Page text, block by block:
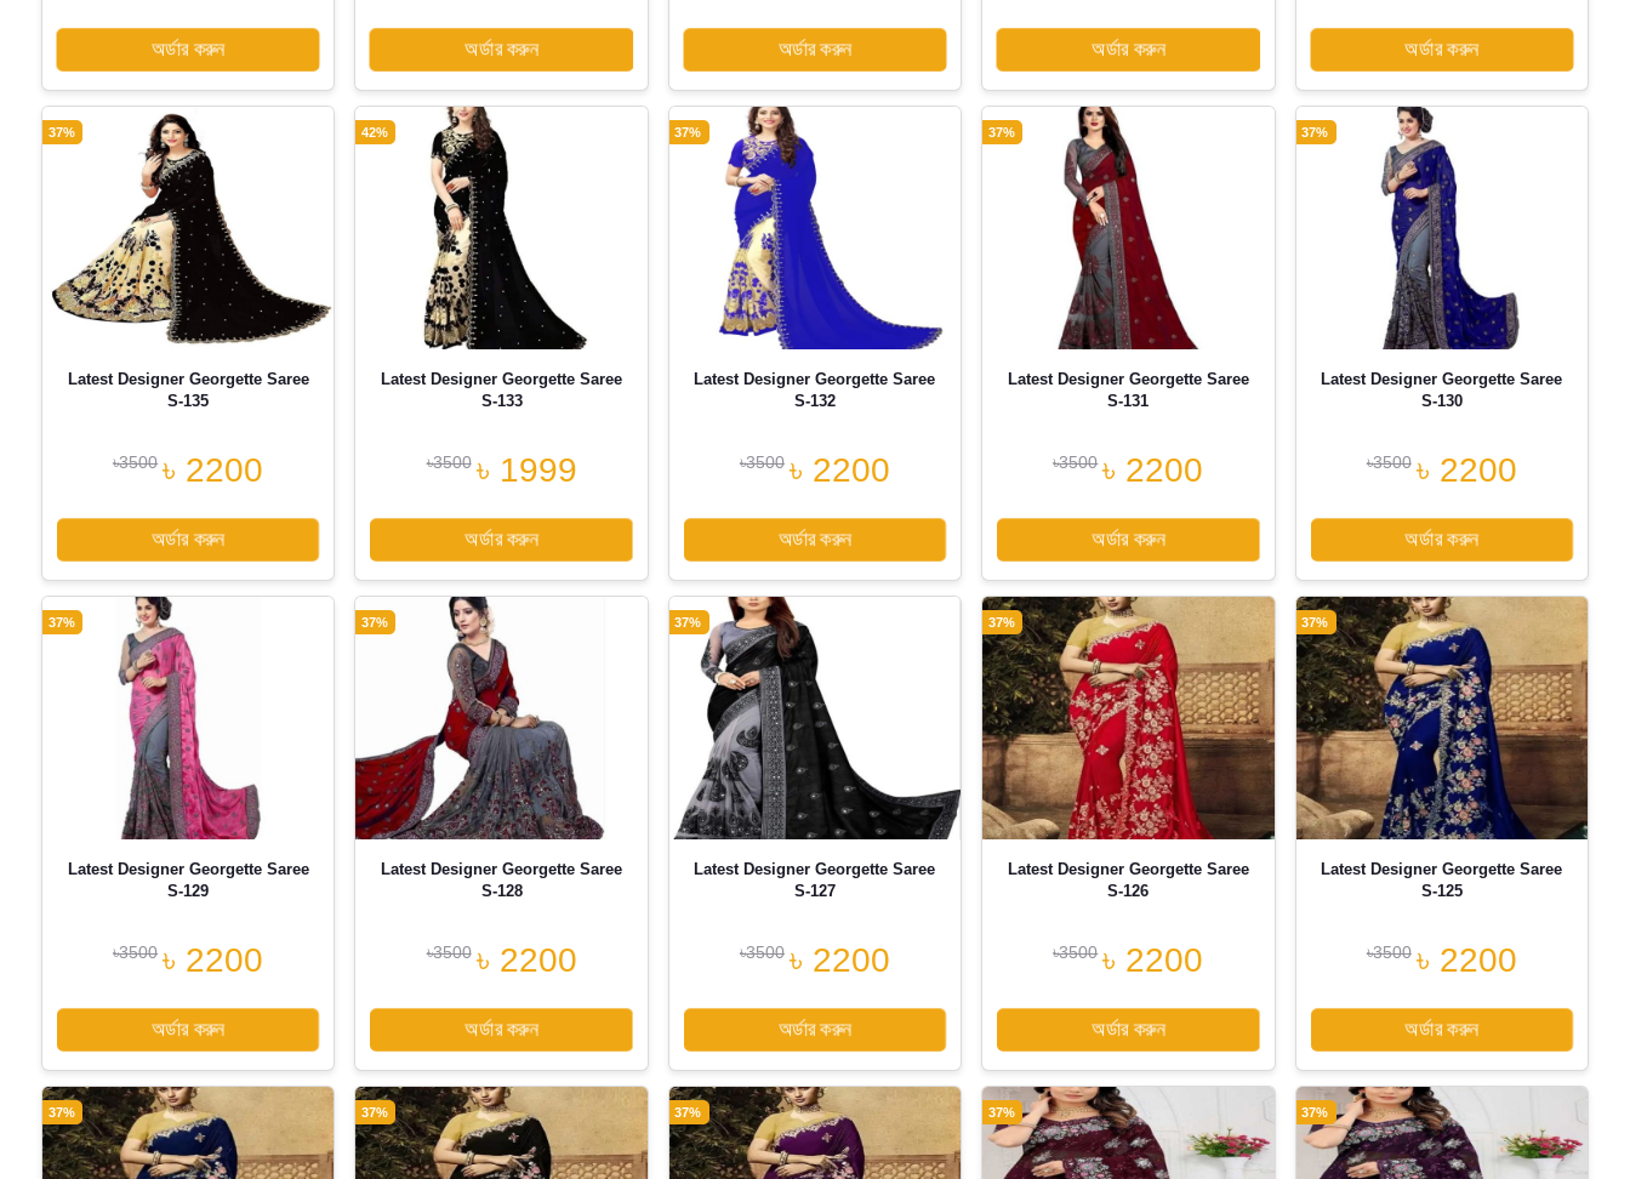
অর্ডার করুন অর্ডার করুন অর্ডার করুন অর্ডার করুন অর্ডার করুন
37%
Latest Designer Georgette Saree
S-135
৳3500 ৳ 2200
অর্ডার করুন
42%
Latest Designer Georgette Saree
S-133
৳3500 ৳ 1999
অর্ডার করুন
37%
Latest Designer Georgette Saree
S-132
৳3500 ৳ 2200
অর্ডার করুন
37%
Latest Designer Georgette Saree
S-131
৳3500 ৳ 2200
অর্ডার করুন
37%
Latest Designer Georgette Saree
S-130
৳3500 ৳ 2200
অর্ডার করুন
37%
Latest Designer Georgette Saree
S-129
৳3500 ৳ 2200
অর্ডার করুন
37%
Latest Designer Georgette Saree
S-128
৳3500 ৳ 2200
অর্ডার করুন
37%
Latest Designer Georgette Saree
S-127
৳3500 ৳ 2200
অর্ডার করুন
37%
Latest Designer Georgette Saree
S-126
৳3500 ৳ 2200
অর্ডার করুন
37%
Latest Designer Georgette Saree
S-125
৳3500 ৳ 2200
অর্ডার করুন
37% 37% 37% 37% 37%